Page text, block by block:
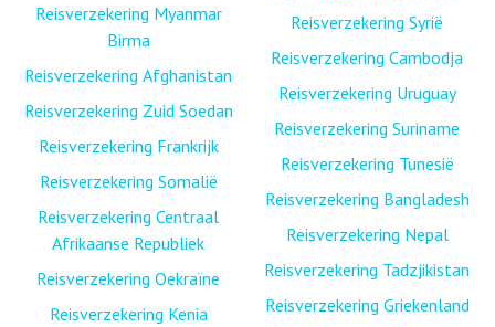
Reisverzekering Myanmar
Birma
Reisverzekering Afghanistan
Reisverzekering Zuid Soedan
Reisverzekering Frankrijk
Reisverzekering Somalië
Reisverzekering Centraal
Afrikaanse Republiek
Reisverzekering Oekraïne
Reisverzekering Kenia
Reisverzekering Syrië
Reisverzekering Cambodja
Reisverzekering Uruguay
Reisverzekering Suriname
Reisverzekering Tunesië
Reisverzekering Bangladesh
Reisverzekering Nepal
Reisverzekering Tadzjikistan
Reisverzekering Griekenland